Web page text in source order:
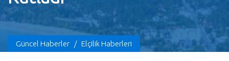
Güncel Haberler / Elçilik Haberleri